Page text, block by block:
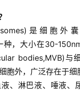
是细胞外囊
种，大小在30-
bodies,MVB)与
胞外，广泛存在于
、淋巴液、唾液、